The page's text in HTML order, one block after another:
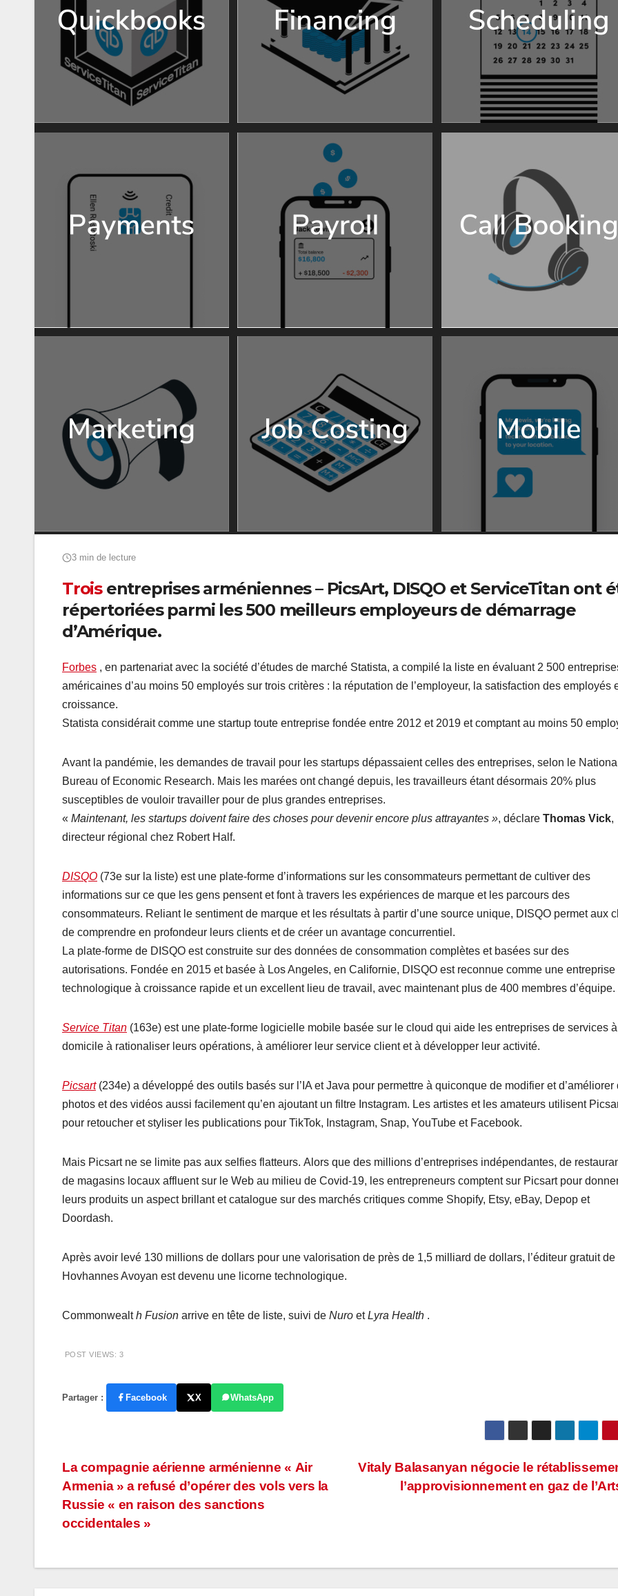
3 min de lecture
Troisentreprises arméniennes – PicsArt, DISQO et ServiceTitan ont
répertoriées parmi les 500 meilleurs employeurs de démarrage
d’Amérique.
Forbes , en partenariat avec la société d’études de marché Statista, a compilé la liste en évaluant 2 500
américaines d’au moins 50 employés sur trois critères : la réputation de l’employeur, la satisfaction des employés
croissance.
Statista considérait comme une startup toute entreprise fondée entre 2012 et 2019 et comptant au moins 50
Avant la pandémie, les demandes de travail pour les startups dépassaient celles des entreprises, selon le
Bureau of Economic Research. Mais les marées ont changé depuis, les travailleurs étant désormais 20% plus
susceptibles de vouloir travailler pour de plus grandes entreprises.
« Maintenant, les startups doivent faire des choses pour devenir encore plus attrayantes », déclare Thomas Vick,
directeur régional chez Robert Half.
DISQO (73e sur la liste) est une plate-forme d’informations sur les consommateurs permettant de cultiver des
informations sur ce que les gens pensent et font à travers les expériences de marque et les parcours des
consommateurs. Reliant le sentiment de marque et les résultats à partir d’une source unique, DISQO permet aux
de comprendre en profondeur leurs clients et de créer un avantage concurrentiel.
La plate-forme de DISQO est construite sur des données de consommation complètes et basées sur des
autorisations. Fondée en 2015 et basée à Los Angeles, en Californie, DISQO est reconnue comme une entreprise
technologique à croissance rapide et un excellent lieu de travail, avec maintenant plus de 400 membres d’équipe.
Service Titan (163e) est une plate-forme logicielle mobile basée sur le cloud qui aide les entreprises de services à
domicile à rationaliser leurs opérations, à améliorer leur service client et à développer leur activité.
Picsart(234e) a développé des outils basés sur l’IA et Java pour permettre à quiconque de modifier et d’améliorer
photos et des vidéos aussi facilement qu’en ajoutant un filtre Instagram. Les artistes et les amateurs utilisent
pour retoucher et styliser les publications pour TikTok, Instagram, Snap, YouTube et Facebook.
Mais Picsart ne se limite pas aux selfies flatteurs. Alors que des millions d’entreprises indépendantes, de
de magasins locaux affluent sur le Web au milieu de Covid-19, les entrepreneurs comptent sur Picsart pour
leurs produits un aspect brillant et catalogue sur des marchés critiques comme Shopify, Etsy, eBay, Depop et
Doordash.
Après avoir levé 130 millions de dollars pour une valorisation de près de 1,5 milliard de dollars, l’éditeur gratuit de
Hovhannes Avoyan est devenu une licorne technologique.
Commonwealth Fusion arrive en tête de liste, suivi de Nuro etLyra Health .
POST VIEWS: 3
Partager : Facebook X WhatsApp
Navigation
de
l’article
Vitaly Balasanyan négocie le
l’approvisionnement en gaz de
La compagnie aérienne arménienne « Air
Armenia » a refusé d’opérer des vols vers la
Russie « en raison des sanctions
occidentales »